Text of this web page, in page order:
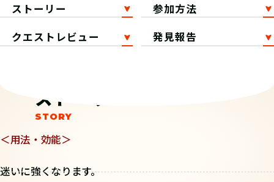
ストーリー
参加方法
クエストレビュー
発見報告
ストーリー
＜用法・効能＞
迷いに強くなります。